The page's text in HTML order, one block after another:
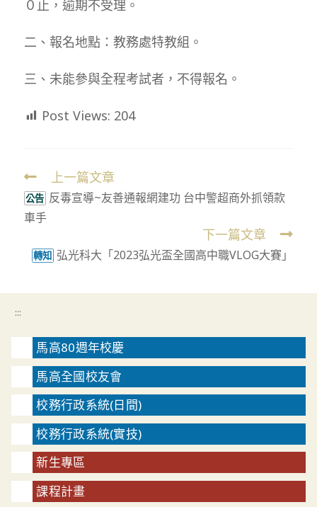
０止，逾期不受理。
二、報名地點：教務處特教組。
三、未能參與全程考試者，不得報名。
Post Views: 204
Read
more
articles
上一篇文章
公告 反毒宣導~友善通報網建功 台中警超商外抓領款
車手
下一篇文章
轉知 弘光科大「2023弘光盃全國高中職VLOG大賽」
:::
馬高80週年校慶
馬高全國校友會
校務行政系統(日間)
校務行政系統(實技)
新生專區
課程計畫